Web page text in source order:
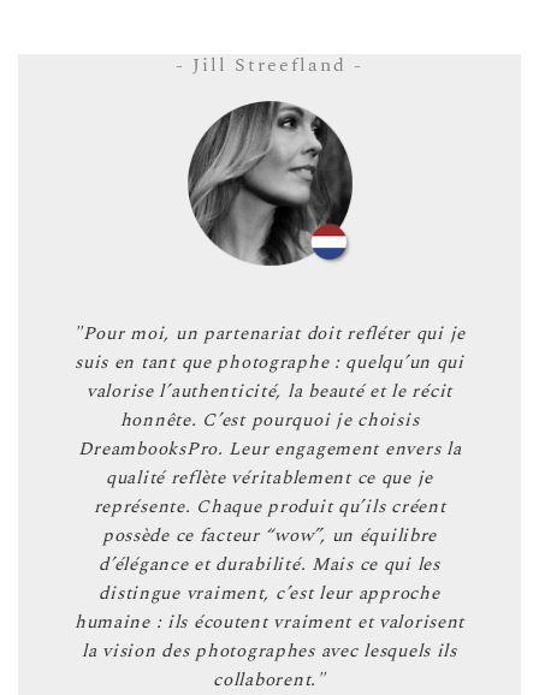
- Jill Streefland -
"Pour moi, un partenariat doit refléter qui je
suis en tant que photographe : quelqu’un qui
valorise l’authenticité, la beauté et le récit
honnête. C’est pourquoi je choisis
DreambooksPro. Leur engagement envers la
qualité reflète véritablement ce que je
représente. Chaque produit qu’ils créent
possède ce facteur “wow”, un équilibre
d’élégance et durabilité. Mais ce qui les
distingue vraiment, c’est leur approche
humaine : ils écoutent vraiment et valorisent
la vision des photographes avec lesquels ils
collaborent."